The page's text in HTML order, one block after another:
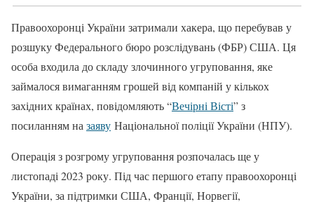
Правоохоронці України затримали хакера, що перебував у
розшуку Федерального бюро розслідувань (ФБР) США. Ця
особа входила до складу злочинного угруповання, яке
займалося вимаганням грошей від компаній у кількох
західних країнах, повідомляють “Вечірні Вісті” з
посиланням назаяву Національної поліції України (НПУ).
Операція з розгрому угруповання розпочалась ще у
листопаді 2023 року. Під час першого етапу правоохоронці
України, за підтримки США, Франції, Норвегії,